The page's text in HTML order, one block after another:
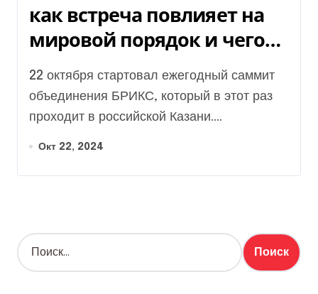
как встреча повлияет на
мировой порядок и чего
добивается Путин
22 октября стартовал ежегодный саммит
объединения БРИКС, который в этот раз
проходит в российской Казани....
Окт 22, 2024
Н
а